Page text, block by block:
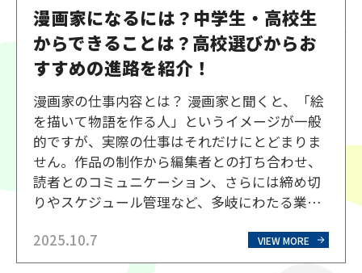
漫画家になるには？中学生・高校生
からできることは？高校選びからお
すすめの進路を紹介！
漫画家の仕事内容とは？ 漫画家と聞くと、「絵
を描いて物語を作る人」というイメージが一般
的ですが、実際の仕事はそれだけにとどまりま
せん。作品の制作から編集者との打ち合わせ、
読者とのコミュニケーション、さらには締め切
りやスケジュール管理など、多岐にわたる業務
しく解説していきます。 企画・ストーリー構成
漫画を描き始める前に必要なのが、物語の企画
2025.10.7 VIEW MORE